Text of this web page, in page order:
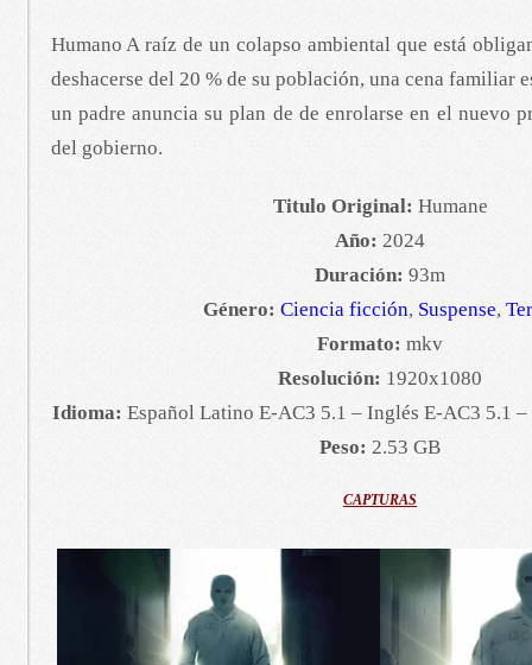
Humano A raíz de un colapso ambiental que está
deshacerse del 20 % de su población, una cena familiar
un padre anuncia su plan de de enrolarse en el nuevo
del gobierno.
Titulo Original: Humane
Año: 2024
Duración: 93m
Género: Ciencia ficción, Suspense,
Formato: mkv
Resolución: 1920x1080
Idioma: Español Latino E-AC3 5.1 – Inglés E-AC3 5.1
Peso: 2.53 GB
CAPTURAS